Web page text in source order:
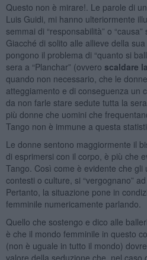
Questo non è mirare!. Le parole di
Luis Guidi, mi hanno ulteriormente
semmai di “responsabilità” o
Giacché di solito alle allieve della
pongono il problema di “quanto si
sera a “Planchar” (ovvero scaldare
quando non necessario, che le
atteggiamento e di conseguenza un
da non farle stare sedute tutta la
più donne che uomini che
Tango non è immune a questa
Le donne sentono maggiormente il
di esprimersi con il corpo, è più che
Tango. Così come è evidente che
contesti o culture, si “vergognano”
Pertanto, la situazione pone in
femminile numericamente parlando.
Quello che sostengo e dico alle
è che il mondo femminile in questo
(non è uguale in tutto il mondo)
valore della seduzione che, nel caso